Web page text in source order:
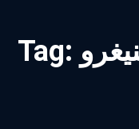
Tag: